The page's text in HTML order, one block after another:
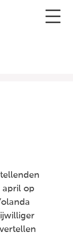
april op